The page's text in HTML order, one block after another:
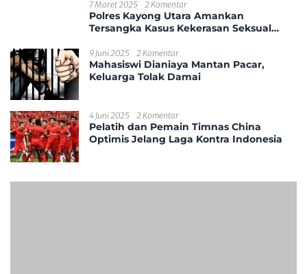
7 Maret 2025 2 Komentar
Polres Kayong Utara Amankan
Tersangka Kasus Kekerasan Seksual
9 Juni 2025 2 Komentar
Mahasiswi Dianiaya Mantan Pacar,
Keluarga Tolak Damai
4 Juni 2025 2 Komentar
Pelatih dan Pemain Timnas China
Optimis Jelang Laga Kontra Indonesia